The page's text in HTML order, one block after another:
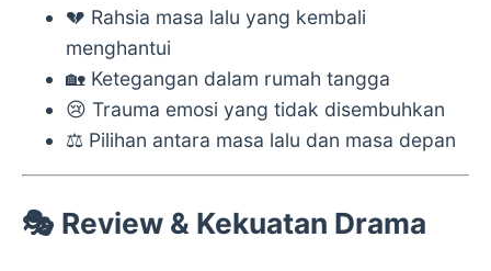
💔 Rahsia masa lalu yang kembali
menghantui
🏡 Ketegangan dalam rumah tangga
😢 Trauma emosi yang tidak disembuhkan
⚖️ Pilihan antara masa lalu dan masa depan
🎭 Review & Kekuatan Drama